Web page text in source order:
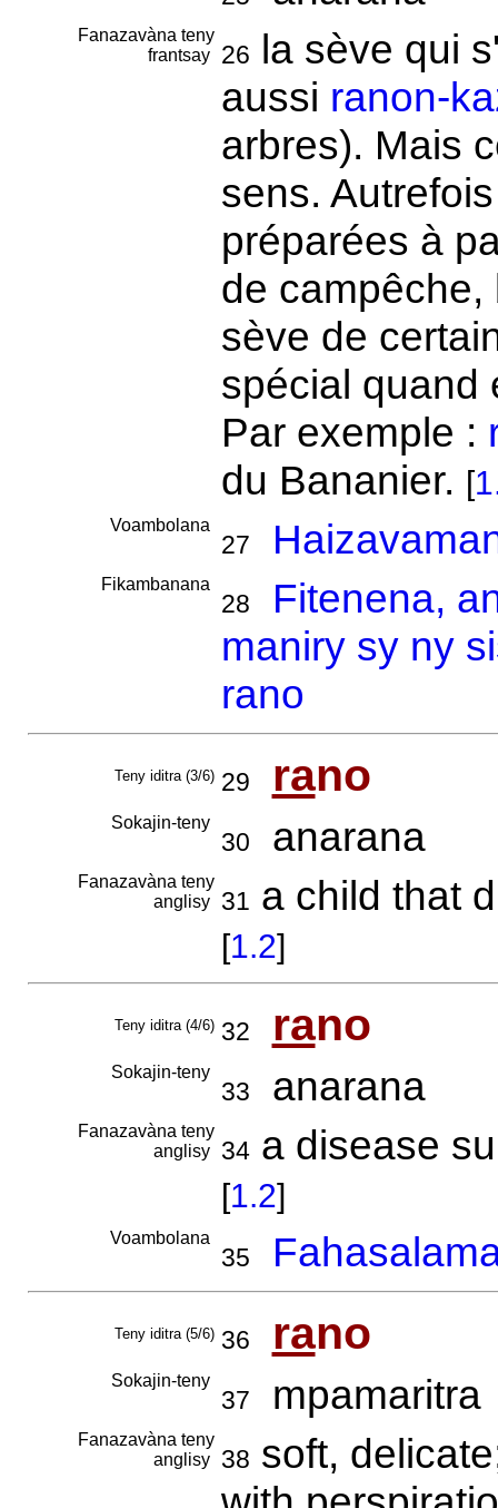
Fanazavàna teny
frantsay
26 la sève qui
aussi ranon-
arbres). Mais
sens.
préparées à
de
sève de
spécial quand
Par exemple :
du Bananier. [
Voambolana
27
Fikambanana
28
Fitenena,
maniry sy ny
rano
Teny iditra (3/6) 29 rano
Sokajin-teny
30 anarana
Fanazavàna teny
anglisy
31 a child that
[1.2]
Teny iditra (4/6) 32 rano
Sokajin-teny
33 anarana
Fanazavàna teny
anglisy
34a disease
[1.2]
Voambolana
35
Teny iditra (5/6) 36 rano
Sokajin-teny
37 mpamaritra
Fanazavàna teny
anglisy
38 soft,